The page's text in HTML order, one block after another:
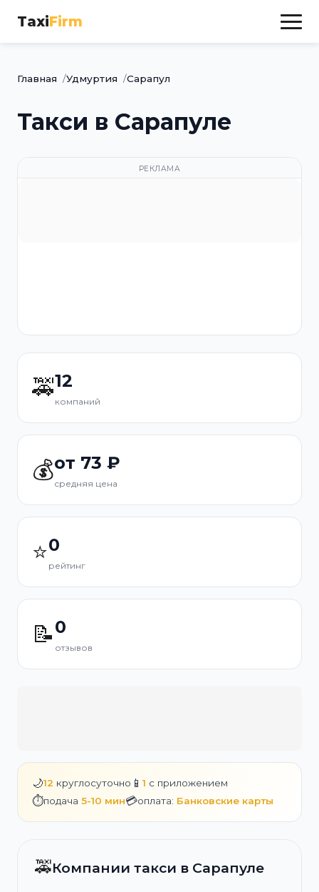
TaxiFirm
Главная Удмуртия Сарапул
Такси в Сарапуле
РЕКЛАМА
🚕12
компаний
💰от 73 ₽
средняя цена
⭐0
рейтинг
📝0
отзывов
🌙12 круглосуточно 📱 1 с приложением
⏱️подача 5-10 мин💳оплата: Банковские карты
🚕Компании такси в Сарапуле